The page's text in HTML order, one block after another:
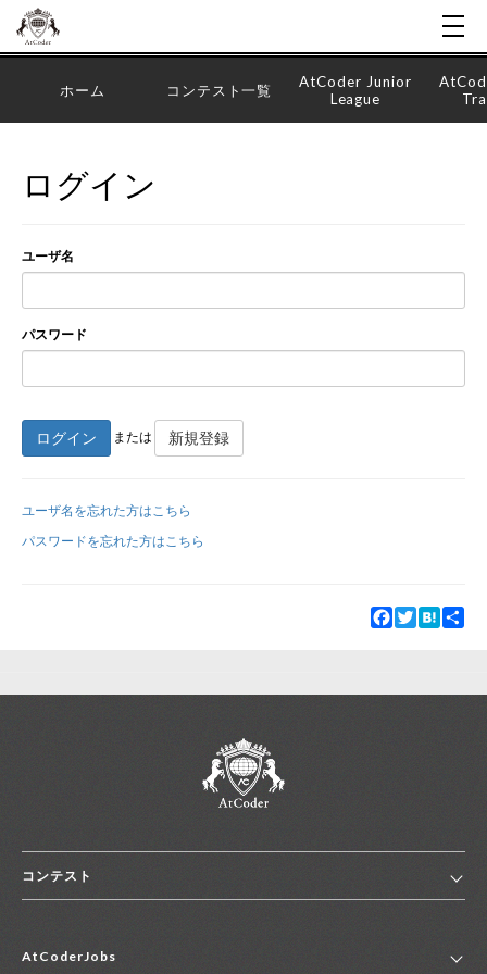
新規登録
ホーム コンテスト一覧
AtCoder Junior
League
ログイン
ユーザ名
パスワード
ログイン または 新規登録
ユーザ名を忘れた方はこちら
パスワードを忘れた方はこちら
Facebook
TwitterHatena
コンテスト
コンテスト一覧
AtCoderJobs